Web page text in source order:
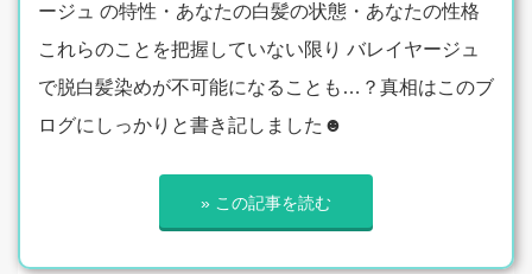
ージュ の特性・あなたの白髪の状態・あなたの性格
これらのことを把握していない限り バレイヤージュ
で脱白髪染めが不可能になることも…？真相はこのブ
ログにしっかりと書き記しました☻
» この記事を読む